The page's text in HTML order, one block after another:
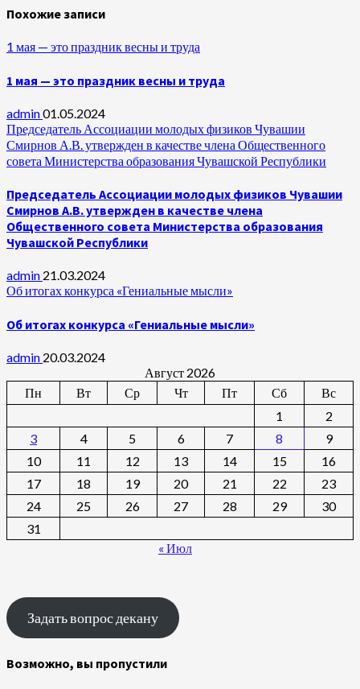
Похожие записи
1 мая — это праздник весны и труда
1 мая — это праздник весны и труда
admin01.05.2024
Председатель Ассоциации молодых физиков Чувашии
Смирнов А.В. утвержден в качестве члена Общественного
совета Министерства образования Чувашской Республики
Председатель Ассоциации молодых физиков Чувашии
Смирнов А.В. утвержден в качестве члена
Общественного совета Министерства образования
Чувашской Республики
admin 21.03.2024
Об итогах конкурса «Гениальные мысли»
Об итогах конкурса «Гениальные мысли»
admin 20.03.2024
Август 2026
Пн
Вт Ср Чт Пт Сб
Вс
1
2
3
4 5 6 7 8
9
10
11 12 13 14 15
16
17
18 19 20 21 22
23
24
25 26 27 28 29
30
31
« Июл
Задать вопрос декану
Возможно, вы пропустили